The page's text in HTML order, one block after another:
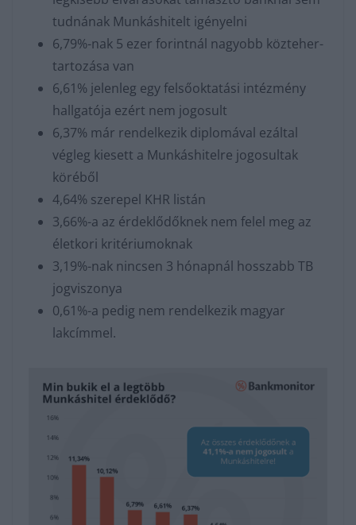
tudnának Munkáshitelt igényelni
6,79%-nak 5 ezer forintnál nagyobb közteher-
tartozása van
6,61% jelenleg egy felsőoktatási intézmény
hallgatója ezért nem jogosult
6,37% már rendelkezik diplomával ezáltal
végleg kiesett a Munkáshitelre jogosultak
köréből
4,64% szerepel KHR listán
3,66%-a az érdeklődőknek nem felel meg az
életkori kritériumoknak
3,19%-nak nincsen 3 hónapnál hosszabb TB
jogviszonya
0,61%-a pedig nem rendelkezik magyar
lakcímmel.